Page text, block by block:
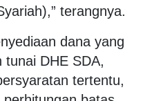
terangnya.
dana yang
tunai DHE SDA,
tertentu,